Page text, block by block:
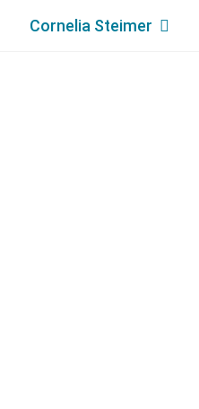
Cornelia Steimer